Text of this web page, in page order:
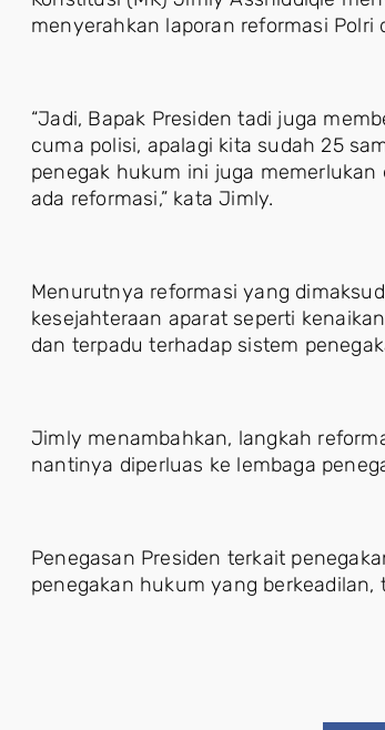
menyerahkan laporan reformasi Polri
“Jadi, Bapak Presiden tadi juga
cuma polisi, apalagi kita sudah 25
penegak hukum ini juga
ada reformasi,” kata Jimly.
Menurutnya reformasi yang
kesejahteraan aparat seperti
dan terpadu terhadap sistem
Jimly menambahkan, langkah
nantinya diperluas ke lembaga
Penegasan Presiden terkait
penegakan hukum yang berkeadilan,